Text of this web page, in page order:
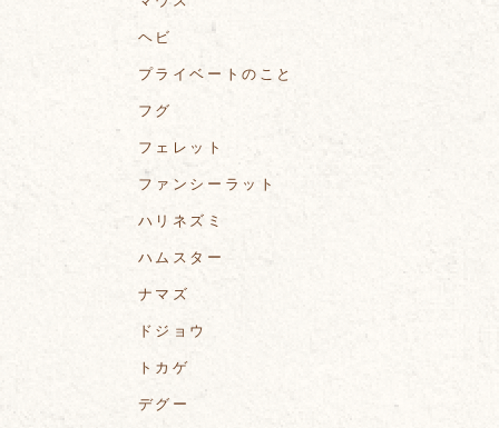
ヘビ
プライベートのこと
フグ
フェレット
ファンシーラット
ハリネズミ
ハムスター
ナマズ
ドジョウ
トカゲ
デグー